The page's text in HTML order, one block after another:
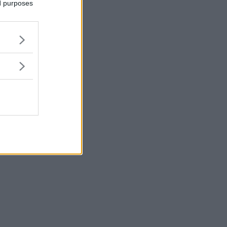
purposes